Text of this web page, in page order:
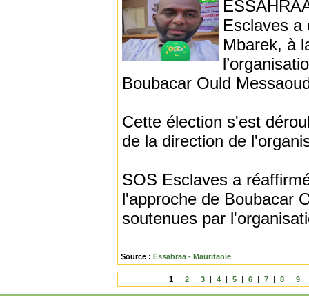
Esclaves a
Mbarek, à
Boubacar Ould
Cette élection s'est
de la direction de
SOS Esclaves a
l'approche de Boubacar
soutenues par
Source : Essahraa - Mauritanie
| 1 | 2 | 3 | 4 | 5 | 6 | 7 | 8 | 9 |